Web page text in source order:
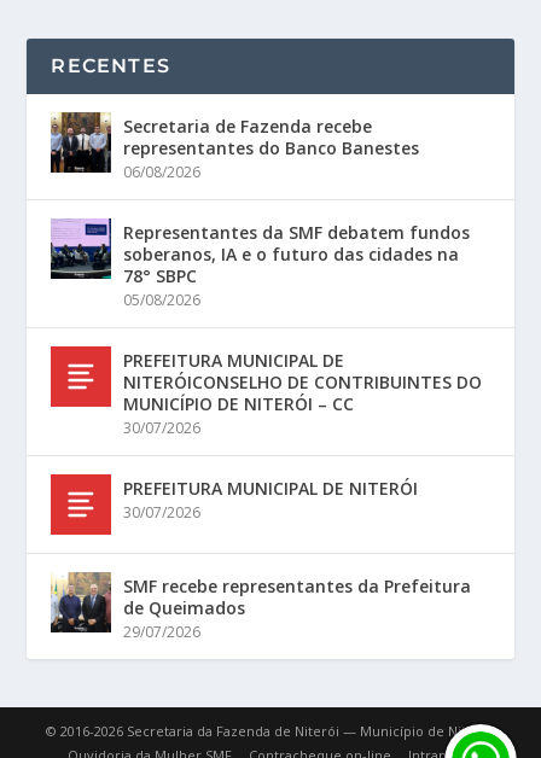
RECENTES
Secretaria de Fazenda recebe
representantes do Banco Banestes
06/08/2026
Representantes da SMF debatem fundos
soberanos, IA e o futuro das cidades na
78° SBPC
05/08/2026
PREFEITURA MUNICIPAL DE
NITERÓICONSELHO DE CONTRIBUINTES DO
MUNICÍPIO DE NITERÓI – CC
30/07/2026
PREFEITURA MUNICIPAL DE NITERÓI
30/07/2026
SMF recebe representantes da Prefeitura
de Queimados
29/07/2026
© 2016-2026 Secretaria da Fazenda de Niterói — Município de Niterói.